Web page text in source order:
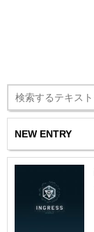
NEW ENTRY